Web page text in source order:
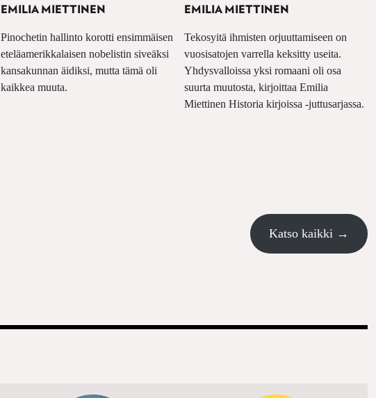
EMILIA MIETTINEN
Pinochetin hallinto korotti ensimmäisen
eteläamerikkalaisen nobelistin siveäksi
kansakunnan äidiksi, mutta tämä oli
kaikkea muuta.
EMILIA MIETTINEN
Tekosyitä ihmisten orjuuttamiseen on
vuosisatojen varrella keksitty useita.
Yhdysvalloissa yksi romaani oli osa
suurta muutosta, kirjoittaa Emilia
Miettinen Historia kirjoissa -juttusarjassa.
Katso kaikki →